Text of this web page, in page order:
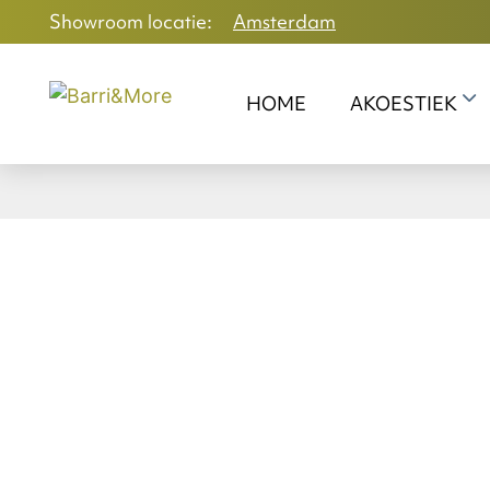
Showroom locatie: Amsterdam
HOME AKOESTIEK